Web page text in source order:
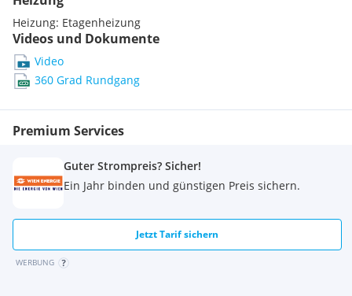
Heizung: Etagenheizung
Videos und Dokumente
Video
360 Grad Rundgang
Premium Services
Guter Strompreis? Sicher!
Ein Jahr binden und günstigen Preis sichern.
Jetzt Tarif sichern
WERBUNG